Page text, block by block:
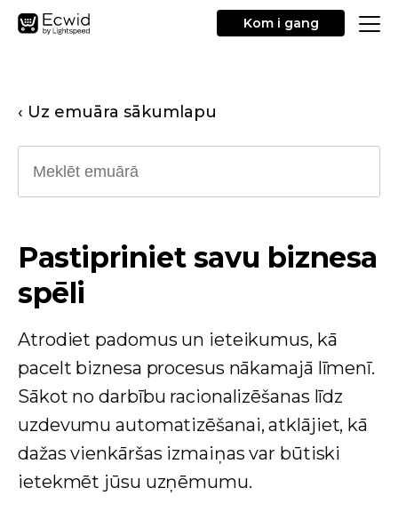
Kom i gang
‹ Uz emuāra sākumlapu
Pastipriniet savu biznesa
spēli
Atrodiet padomus un ieteikumus, kā
pacelt biznesa procesus nākamajā līmenī.
Sākot no darbību racionalizēšanas līdz
uzdevumu automatizēšanai, atklājiet, kā
dažas vienkāršas izmaiņas var būtiski
ietekmēt jūsu uzņēmumu.